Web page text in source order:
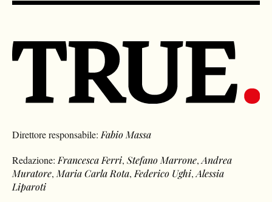
Direttore responsabile: Fabio Massa
Redazione: Francesca Ferri,Stefano Marrone,Andrea
Muratore, Maria Carla Rota, Federico Ughi,Alessia
Liparoti